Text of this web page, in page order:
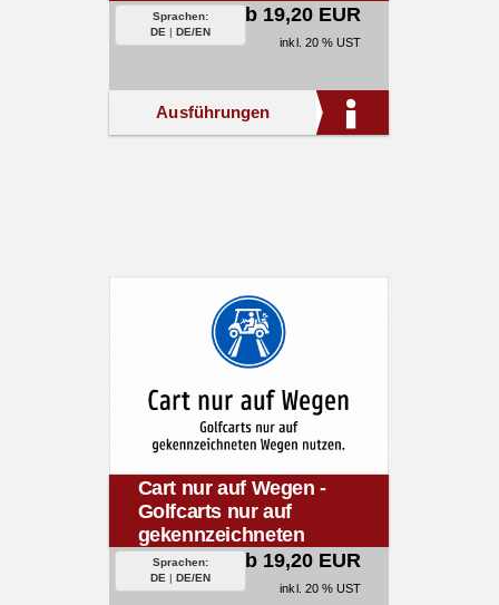
Sprachen:
DE | DE/EN
ab 19,20 EUR
inkl. 20 % UST
Ausführungen
Cart nur auf Wegen -
Golfcarts nur auf
gekennzeichneten
Wegen nutzen.
Sprachen:
DE | DE/EN
ab 19,20 EUR
inkl. 20 % UST